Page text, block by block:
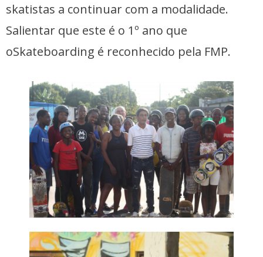
skatistas a continuar com a modalidade.
Salientar que este é o 1º ano que
oSkateboarding é reconhecido pela FMP.